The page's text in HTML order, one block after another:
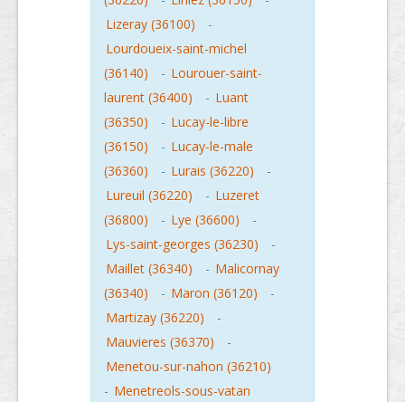
Lizeray (36100)
-
Lourdoueix-saint-michel
(36140)
- Lourouer-saint-
laurent (36400)
- Luant
(36350)
- Lucay-le-libre
(36150)
- Lucay-le-male
(36360)
- Lurais (36220)
-
Lureuil (36220)
- Luzeret
(36800)
- Lye (36600)
-
Lys-saint-georges (36230)
-
Maillet (36340)
- Malicornay
(36340)
- Maron (36120)
-
Martizay (36220)
-
Mauvieres (36370)
-
Menetou-sur-nahon (36210)
- Menetreols-sous-vatan